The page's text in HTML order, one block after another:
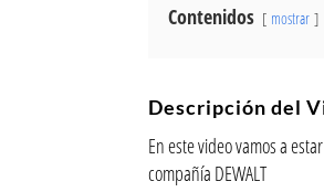
Contenidos mostrar
Descripción del
En este video vamos a
compañía DEWALT